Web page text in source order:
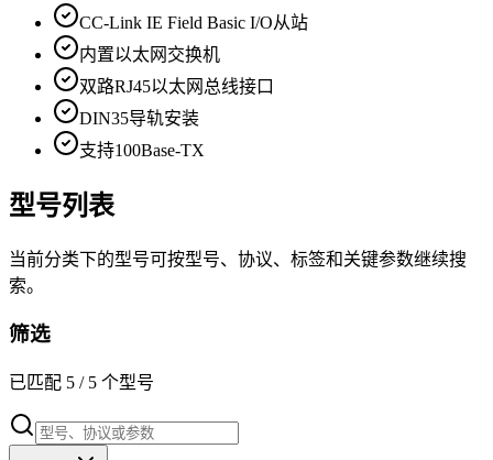
CC-Link IE Field Basic I/O从站
内置以太网交换机
双路RJ45以太网总线接口
DIN35导轨安装
支持100Base-TX
型号列表
当前分类下的型号可按型号、协议、标签和关键参数继续搜
索。
筛选
已匹配 5 / 5 个型号